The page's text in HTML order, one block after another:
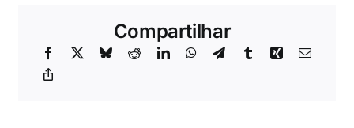
Compartilhar